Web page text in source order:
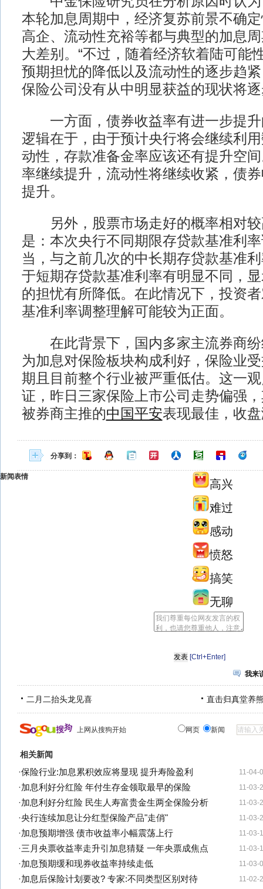
本轮加息周期中，经济复苏前景不确
高企、流动性充裕等都与典型的加息
大差别。“不过，随着经济软着陆可能
预期担忧的降低以及流动性的逐步趋
保险公司没有从中明显获益的现状将逐
一方面，债券收益率有进一步提升
逻辑在于，由于预计央行将会继续利
动性，存款准备金率应该还有提升空
率继续提升，流动性将继续收紧，债
提升。
另外，股票市场走好的概率相对较
是：本次央行不同期限存贷款基准利
当，与之前几次的中长期存贷款基准
于短期存贷款基准利率有明显不同，
的担忧有所降低。在此情况下，投资
基准利率调整理解可能较为正面。
在此背景下，国内多家主流券商纷
为加息对保险板块构成利好，保险业
期且目前整个行业被严重低估。这一
证，昨日三家保险上市公司走势偏强
被券商主推的中国平安表现最佳，收
分享到：
新闻表情
高兴
难过
感动
愤怒
搞笑
无聊
[Ctrl+Enter]
我来
二月二抬头龙见喜 直击归真堂养
上网从搜狗开始 网页 新闻
相关新闻
11-04-
·保险行业:加息累积效应将显现 提升寿险盈利
11-03-
·加息利好分红险 年付生存金领取最早的保险
11-03-
·加息利好分红险 民生人寿富贵金生两全保险分析
11-03-
·央行连续加息让分红型保险产品"走俏"
11-03-
·加息预期增强 债市收益率小幅震荡上行
11-03-
·三月央票收益率走升引加息猜疑 一年央票成焦点
11-03-
·加息预期缓和现券收益率持续走低
11-02-
·加息后保险计划要改? 专家:不同类型区别对待